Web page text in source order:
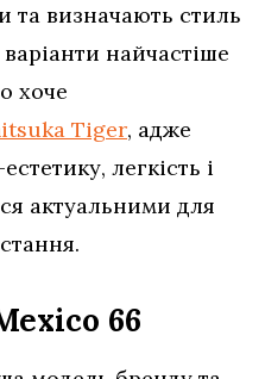
та визначають стиль
найчастіше
хоче
Tiger, адже
легкість і
актуальними для
66